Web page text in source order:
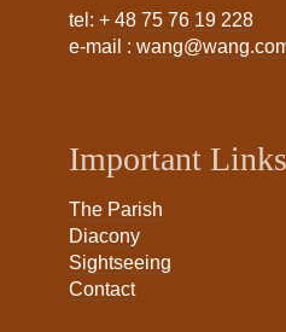
tel: + 48 75 76 19 228
e-mail :
Important Links
The Parish
Diacony
Sightseeing
Contact